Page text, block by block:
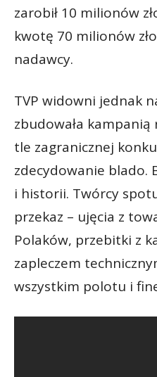
zarobił 10 milionów
kwotę 70 milionów
nadawcy.
TVP widowni jednak
zbudowała
tle zagranicznej
zdecydowanie blado.
i historii. Twórcy
przekaz – ujęcia z
Polaków, przebitki z
zapleczem
wszystkim polotu i